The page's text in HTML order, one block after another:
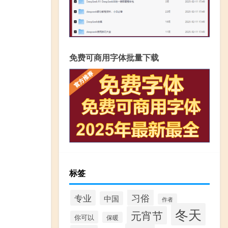
免费可商用字体批量下载
标签
专业 中国 习俗 作者
你可以 保暖 元宵节 冬天